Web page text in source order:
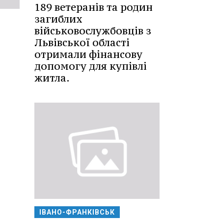
189 ветеранів та родин
загиблих
військовослужбовців з
Львівської області
отримали фінансову
допомогу для купівлі
житла.
ІВАНО-ФРАНКІВСЬК